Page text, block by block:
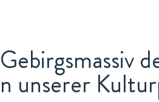
unserer